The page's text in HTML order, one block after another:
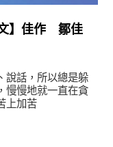
】佳作 鄒佳
說話，所以總是躲
慢慢地就一直在貪
上加苦